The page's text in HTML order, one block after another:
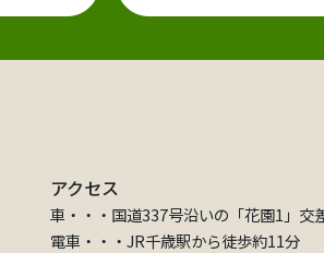
アクセス
車・・・国道337号沿いの「花園1」交
電車・・・JR千歳駅から徒歩約11分